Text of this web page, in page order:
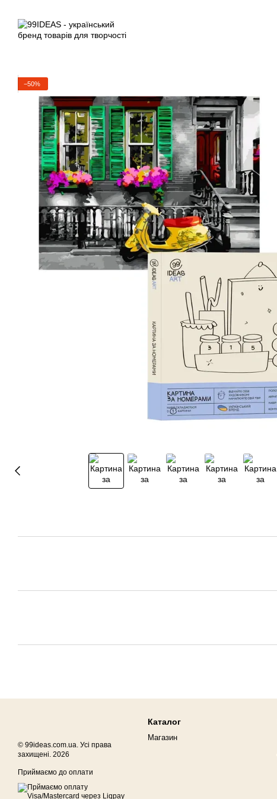
−50%
© 99ideas.com.ua. Усі права
захищені. 2026
Приймаємо до оплати
Каталог
Магазин